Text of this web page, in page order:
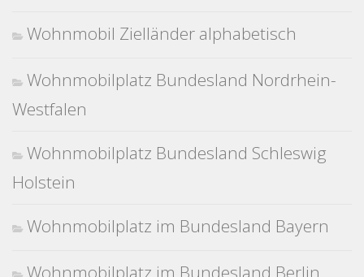
Wohnmobil Zielländer alphabetisch
Wohnmobilplatz Bundesland Nordrhein-
Westfalen
Wohnmobilplatz Bundesland Schleswig
Holstein
Wohnmobilplatz im Bundesland Bayern
Wohnmobilplatz im Bundesland Berlin